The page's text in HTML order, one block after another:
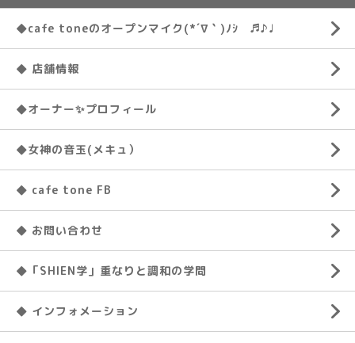
◆cafe toneのオープンマイク(*´∇｀)ﾉｼ ♬♪♩
◆ 店舗情報
◆オーナー✨プロフィール
◆女神の音玉(メキュ）
◆ cafe tone FB
◆ お問い合わせ
◆「SHIEN学」重なりと調和の学問
◆ インフォメーション